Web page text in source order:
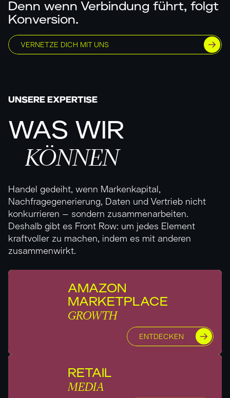
Denn wenn Verbindung führt, folgt
Konversion.
VERNETZE DICH MIT UNS
UNSERE EXPERTISE
WAS WIR
KÖNNEN
Handel gedeiht, wenn Markenkapital,
Nachfragegenerierung, Daten und Vertrieb nicht
konkurrieren – sondern zusammenarbeiten.
Deshalb gibt es Front Row: um jedes Element
kraftvoller zu machen, indem es mit anderen
zusammenwirkt.
AMAZON
MARKETPLACE
GROWTH
ENTDECKEN
RETAIL
MEDIA